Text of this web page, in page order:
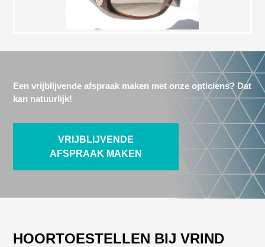
Een vrijblijvende afspraak maken met onze opticiens? Dat
kan natuurlijk!
VRIJBLIJVENDE
AFSPRAAK MAKEN
HOORTOESTELLEN BIJ VRIND